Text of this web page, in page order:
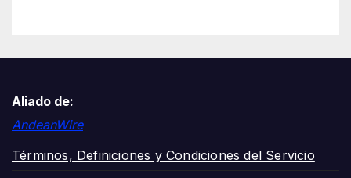
Aliado de:
AndeanWire
Términos, Definiciones y Condiciones del Servicio